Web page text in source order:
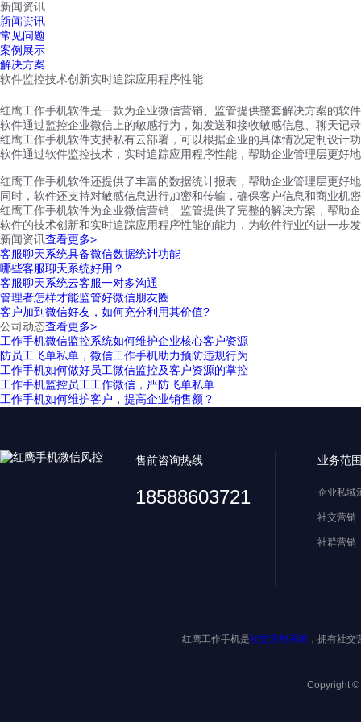
红鹰工作手机
新闻资讯
新闻资讯
常见问题
案例展示
解决方案
软件监控技术创新实时追踪应用程序性能
红鹰工作手机软件是一款为企业微信营销、监管提供整套解决方案的软
软件通过监控企业微信上的敏感行为，如发送和接收敏感信息、聊天记
红鹰工作手机软件支持私有云部署，可以根据企业的具体情况定制设计
软件通过软件监控技术，实时追踪应用程序性能，帮助企业管理层更好
红鹰工作手机软件还提供了丰富的数据统计报表，帮助企业管理层更好
同时，软件还支持对敏感信息进行加密和传输，确保客户信息和商业机
红鹰工作手机软件为企业微信营销、监管提供了完整的解决方案，帮助
软件的技术创新和实时追踪应用程序性能的能力，为软件行业的进一步
新闻资讯查看更多>
客服聊天系统具备微信数据统计功能
哪些客服聊天系统好用？
客服聊天系统云客服一对多沟通
管理者怎样才能监管好微信朋友圈
客户加到微信好友，如何充分利用其价值?
公司动态查看更多>
工作手机微信监控系统如何维护企业核心客户资源
防员工飞单私单，微信工作手机助力预防违规行为
工作手机如何做好员工微信监控及客户资源的掌控
工作手机监控员工工作微信，严防飞单私单
工作手机如何维护客户，提高企业销售额？
售前咨询热线
18588603721
业务范
企业私域
社交营销
社群营销
红鹰工作手机是社交营销系统 ，拥有社
Copyright ©